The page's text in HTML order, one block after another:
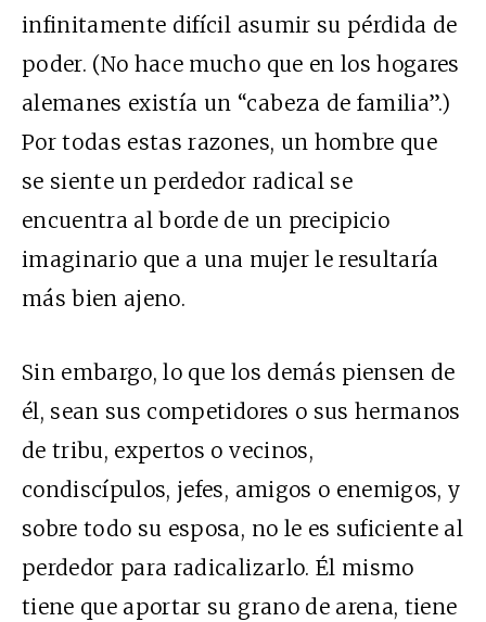
infinitamente difícil asumir su pérdida de
poder. (No hace mucho que en los hogares
alemanes existía un “cabeza de familia”.)
Por todas estas razones, un hombre que
se siente un perdedor radical se
encuentra al borde de un precipicio
imaginario que a una mujer le resultaría
más bien ajeno.
Sin embargo, lo que los demás piensen de
él, sean sus competidores o sus hermanos
de tribu, expertos o vecinos,
condiscípulos, jefes, amigos o enemigos, y
sobre todo su esposa, no le es suficiente al
perdedor para radicalizarlo. Él mismo
tiene que aportar su grano de arena, tiene